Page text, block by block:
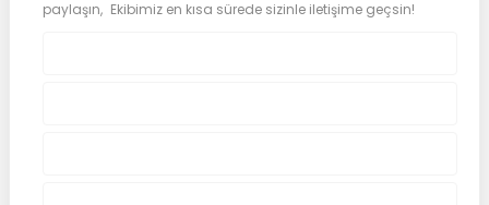
paylaşın, Ekibimiz en kısa sürede sizinle iletişime geçsin!